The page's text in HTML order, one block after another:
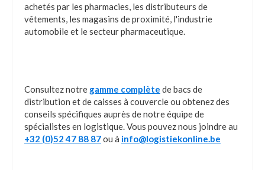
achetés par les pharmacies, les distributeurs de
vêtements, les magasins de proximité, l'industrie
automobile et le secteur pharmaceutique.
Consultez notre gamme complète de bacs de
distribution et de caisses à couvercle ou obtenez des
conseils spécifiques auprès de notre équipe de
spécialistes en logistique. Vous pouvez nous joindre au
+32 (0)52 47 88 87ou à info@logistiekonline.be